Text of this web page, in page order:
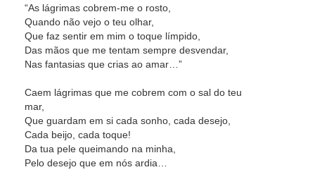
“As lágrimas cobrem-me o rosto,
Quando não vejo o teu olhar,
Que faz sentir em mim o toque límpido,
Das mãos que me tentam sempre desvendar,
Nas fantasias que crias ao amar…”
Caem lágrimas que me cobrem com o sal do teu
mar,
Que guardam em si cada sonho, cada desejo,
Cada beijo, cada toque!
Da tua pele queimando na minha,
Pelo desejo que em nós ardia…